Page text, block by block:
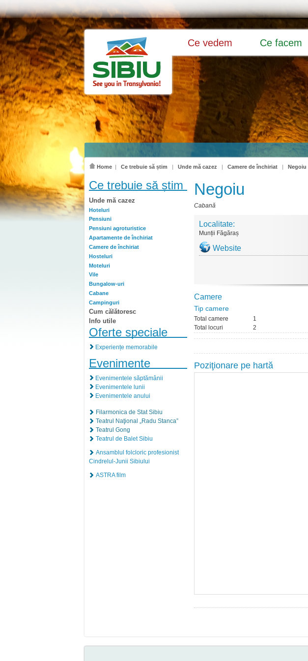
Ce vedem Ce facem
Home | Ce trebuie să știm | Unde mă cazez | Camere de închiriat | Negoiu
Ce trebuie să știm
Unde mă cazez
Hoteluri
Pensiuni
Pensiuni agroturistice
Apartamente de închiriat
Camere de închiriat
Hosteluri
Moteluri
Vile
Bungalow-uri
Cabane
Campinguri
Cum călătoresc
Info utile
Oferte speciale
Experiențe memorabile
Evenimente
Evenimentele săptămânii
Evenimentele lunii
Evenimentele anului
Filarmonica de Stat Sibiu
Teatrul Naţional „Radu Stanca”
Teatrul Gong
Teatrul de Balet Sibiu
Ansamblul folcloric profesionist
Cindrelul-Junii Sibiului
ASTRA film
Negoiu
Cabană
Localitate:
Munții Făgăraș
Website
Camere
Tip camere
Total camere
1
Total locuri
2
Poziţionare pe hartă